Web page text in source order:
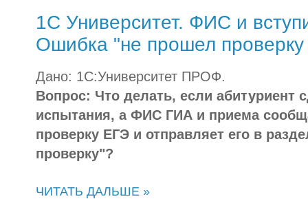
1С Университет. ФИС и
Ошибка "не прошел
Дано: 1С:Университет ПРОФ.
Вопрос: Что делать, если абитуриент
испытания, а ФИС ГИА и приема
проверку ЕГЭ и отправляет его в
проверку"?
ЧИТАТЬ ДАЛЬШЕ »